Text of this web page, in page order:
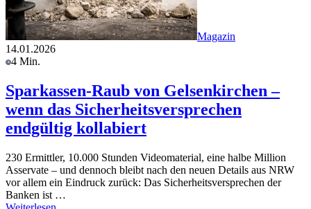
Magazin
14.01.2026
4 Min.
Sparkassen-Raub von Gelsenkirchen –
wenn das Sicherheitsversprechen
endgültig kollabiert
230 Ermittler, 10.000 Stunden Videomaterial, eine halbe Million
Asservate – und dennoch bleibt nach den neuen Details aus NRW
vor allem ein Eindruck zurück: Das Sicherheitsversprechen der
Banken ist …